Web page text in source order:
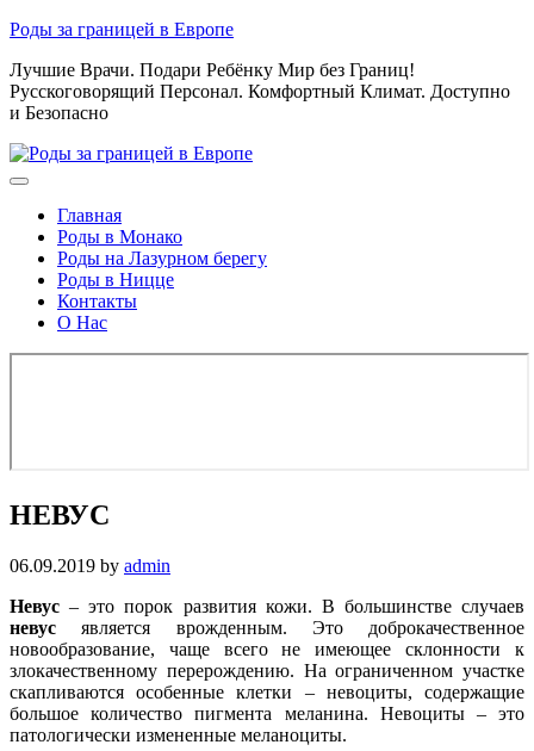
Skip
content
Роды за границей в Европе
Лучшие Врачи. Подари Ребёнку Мир без Границ!
Русскоговорящий Персонал. Комфортный Климат. Доступно
и Безопасно
Главная
Роды в Монако
Роды на Лазурном берегу
Роды в Ницце
Контакты
О Нас
НЕВУС
06.09.2019 by admin
Невус – это порок развития кожи. В большинстве случаев
невусявляется врожденным. Это доброкачественное
новообразование, чаще всего не имеющее склонности к
злокачественному перерождению. На ограниченном участке
скапливаются особенные клетки – невоциты, содержащие
большое количество пигмента меланина. Невоциты – это
патологически измененные меланоциты.